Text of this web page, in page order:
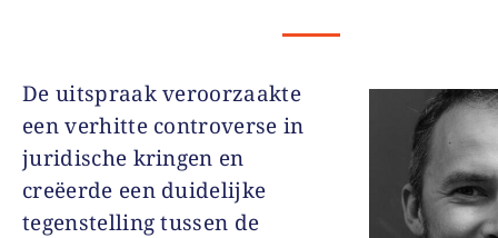
De uitspraak veroorzaakte
een verhitte controverse in
juridische kringen en
creëerde een duidelijke
tegenstelling tussen de